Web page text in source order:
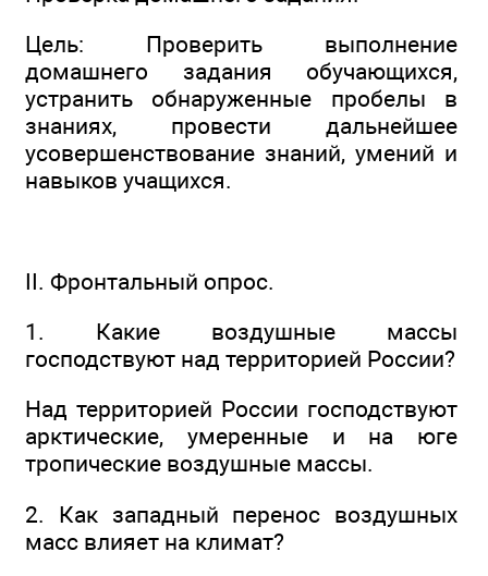
Цель: Проверить выполнение
домашнего задания обучающихся,
устранить обнаруженные пробелы в
знаниях, провести дальнейшее
усовершенствование знаний, умений и
навыков учащихся.
II. Фронтальный опрос.
1. Какие воздушные массы
господствуют над территорией России?
Над территорией России господствуют
арктические, умеренные и на юге
тропические воздушные массы.
2. Как западный перенос воздушных
масс влияет на климат?